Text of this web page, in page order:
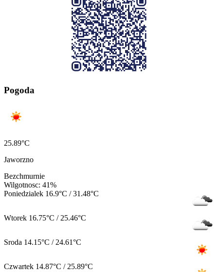
Pogoda
25.89°C
Jaworzno
Bezchmurnie
Wilgotnosc: 41%
Poniedzialek 16.9°C / 31.48°C
Wtorek 16.75°C / 25.46°C
Sroda 14.15°C / 24.61°C
Czwartek 14.87°C / 25.89°C